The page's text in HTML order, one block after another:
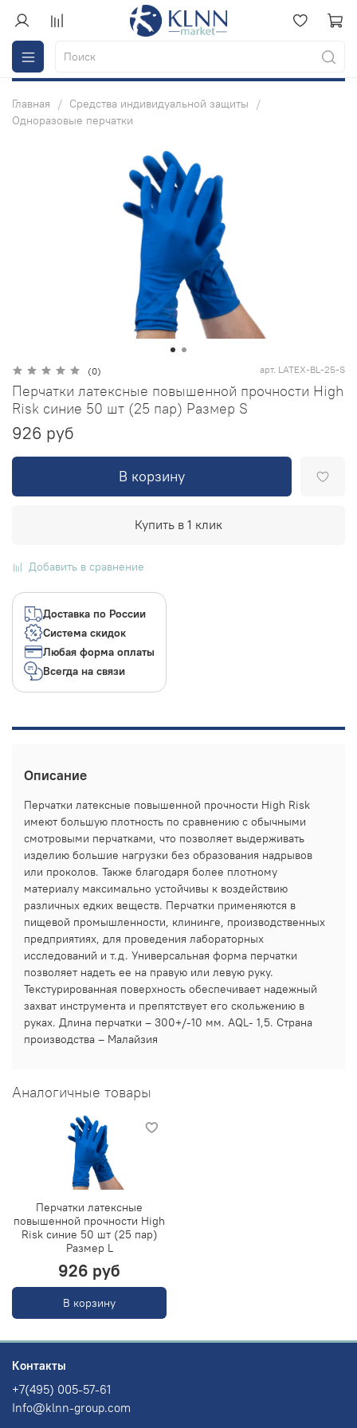
Главная
Средства индивидуальной защиты
Одноразовые перчатки
(0) арт. LATEX-BL-25-S
Перчатки латексные повышенной прочности High
Risk синие 50 шт (25 пар) Размер S
926 руб
В корзину
Купить в 1 клик
Добавить в сравнение
Доставка по России
Система скидок
Любая форма оплаты
Всегда на связи
Описание
Перчатки латексные повышенной прочности High Risk
имеют большую плотность по сравнению с обычными
смотровыми перчатками, что позволяет выдерживать
изделию большие нагрузки без образования надрывов
или проколов. Также благодаря более плотному
материалу максимально устойчивы к воздействию
различных едких веществ. Перчатки применяются в
пищевой промышленности, клининге, производственных
предприятиях, для проведения лабораторных
исследований и т.д. Универсальная форма перчатки
позволяет надеть ее на правую или левую руку.
Текстурированная поверхность обеспечивает надежный
захват инструмента и препятствует его скольжению в
руках. Длина перчатки – 300+/-10 мм. AQL- 1,5. Страна
производства – Малайзия
Аналогичные товары
Перчатки латексные
повышенной прочности High
Risk синие 50 шт (25 пар)
Размер L
926 руб
В корзину
Контакты
+7(495) 005-57-61
Info@klnn-group.com